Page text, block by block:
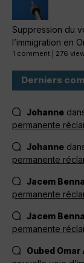
Suppression du
l’immigration en
1 comment 276
Derniers
Johanne
permanente
Johanne
permanente
Jacem
permanente
Jacem
permanente
Oubed